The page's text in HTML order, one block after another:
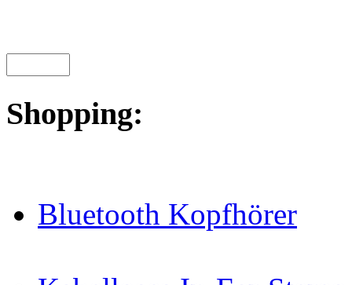
Shopping:
Bluetooth Kopfhörer